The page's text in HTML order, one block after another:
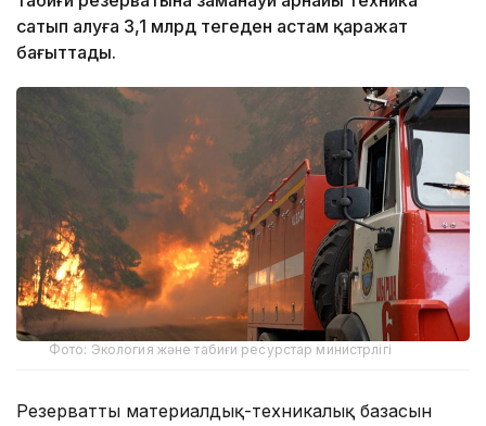
сатып алуға 3,1 млрд теңгеден астам қаражат
бағыттады.
Фото: Экология және табиғи ресурстар министрлігі
Резерваттың материалдық-техникалық базасын